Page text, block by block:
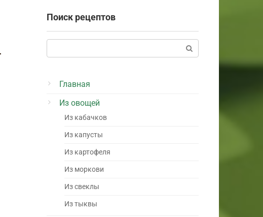
Поиск рецептов
Главная
Из овощей
Из кабачков
Из капусты
Из картофеля
Из моркови
Из свеклы
Из тыквы